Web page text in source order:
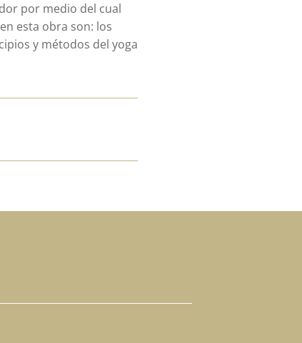
por medio del cual
esta obra son: los
y métodos del yoga